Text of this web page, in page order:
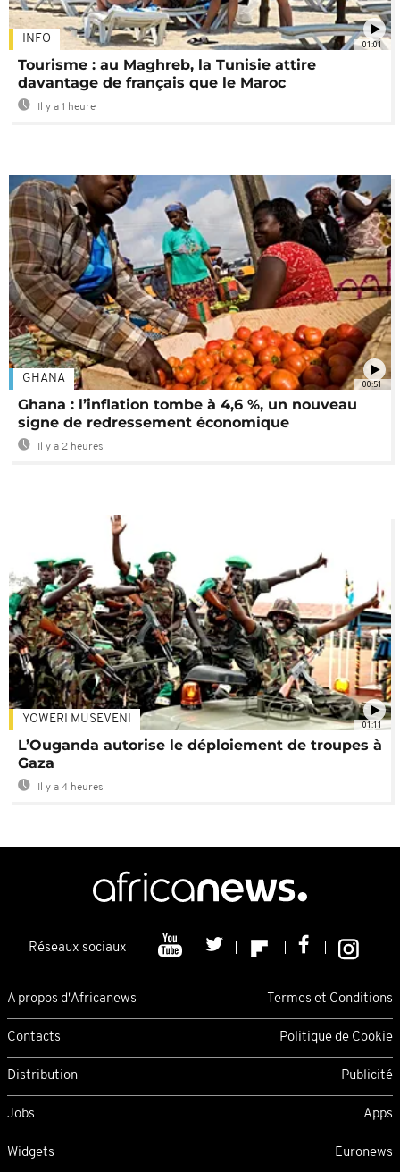
01:01
INFO
Tourisme : au Maghreb, la Tunisie attire
davantage de français que le Maroc
Il y a 1 heure
00:51
GHANA
Ghana : l’inflation tombe à 4,6 %, un nouveau
signe de redressement économique
Il y a 2 heures
01:11
YOWERI MUSEVENI
L’Ouganda autorise le déploiement de troupes à
Gaza
Il y a 4 heures
Réseaux sociaux
A propos d'Africanews Termes et Conditions
Contacts Politique de Cookie
Distribution Publicité
Jobs Apps
Widgets Euronews